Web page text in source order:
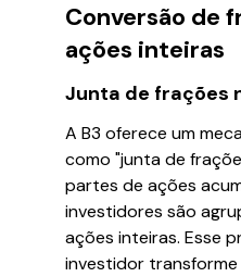
Conversão de
ações inteiras
Junta de frações
A B3 oferece um
como "junta de
partes de ações
investidores são
ações inteiras. Esse
investidor transforme